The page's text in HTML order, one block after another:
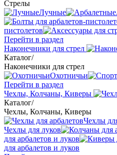
Стрелы
Лучные
пистолетов
Перейти в раздел
Наконечники для стрел
Каталог/
Наконечники для стрел
Охотничьи
Перейти в раздел
Чехлы, Колчаны, Киверы
Каталог/
Чехлы, Колчаны, Киверы
Чехлы
Чехлы для луков
для арбалетов и луков
для арбалетов и луков